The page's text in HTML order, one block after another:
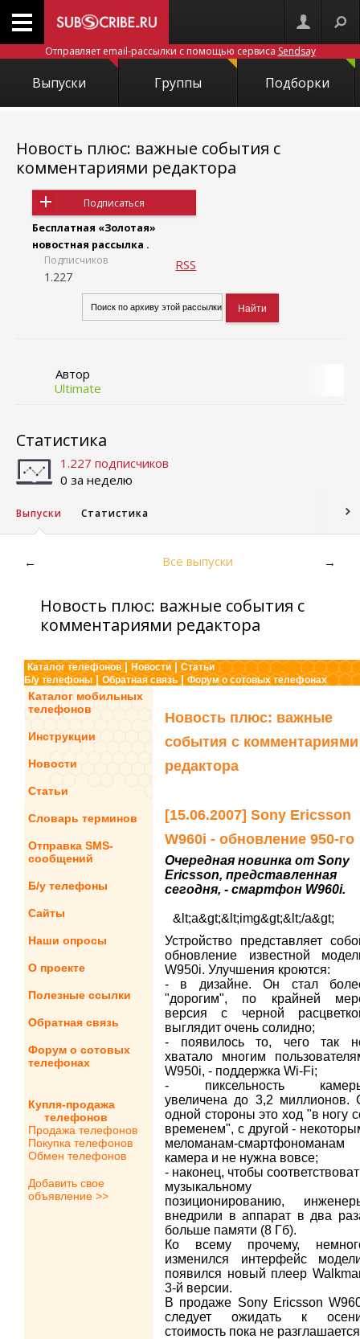
Отправляет email-рассылки с помощью сервиса Sendsay
Выпуски Группы Подборки
Новость плюс: важные события с
комментариями редактора
Подписаться
Бесплатная «Золотая»
новостная рассылка .
Подписчиков
1.227
RSS
Автор
Ultimate
Статистика
1.227 подписчиков
0 за неделю
Выпуски Статистика
← Все выпуски →
Новость плюс: важные события с
комментариями редактора
Каталог телефонов|Новости|Статьи
Б/у телефоны|Обратная связь|Форум о сотовых телефонах
Каталог мобильных
телефонов
Инструкции
Новости
Статьи
Словарь терминов
Отправка SMS-
сообщений
Б/у телефоны
Сайты
Наши опросы
О проекте
Полезные ссылки
Обратная связь
Форум о сотовых
телефонах
Купля-продажа
телефонов
Продажа телефонов
Покупка телефонов
Обмен телефонов
Добавить свое
объявление >>
Новость плюс: важные
события с комментариями
редактора
[15.06.2007] Sony Ericsson
W960i - обновление 950-го
Очередная новинка от Sony
Ericsson, представленная
сегодня, - смартфон W960i.
&lt;a&gt;&lt;img&gt;&lt;/a&gt;
Устройство представляет
обновление известной
W950i. Улучшения кроются:
- в дизайне. Он стал
"дорогим", по крайней
версия с черной
выглядит очень солидно;
- появилось то, чего так
хватало многим
W950i, - поддержка Wi-Fi;
- пиксельность
увеличена до 3,2 миллионов.
одной стороны это ход "в ногу
временем", с другой -
меломанам-смартфономанам
камера и не нужна вовсе;
- наконец, чтобы
музыкальному
позиционированию,
внедрили в аппарат в два
больше памяти (8 Гб).
Ко всему прочему,
изменился интерфейс
появился новый плеер
3-й версии.
В продаже Sony Ericsson
следует ожидать к
стоимость пока не